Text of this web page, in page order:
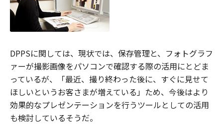
DPPSに関しては、現状では、保存管理と、フォトグラフ
ァーが撮影画像をパソコンで確認する際の活用にとどま
っているが、「最近、撮り終わった後に、すぐに見せて
ほしいというお客さまが増えている」ため、今後はより
効果的なプレゼンテーションを行うツールとしての活用
も検討しているそうだ。